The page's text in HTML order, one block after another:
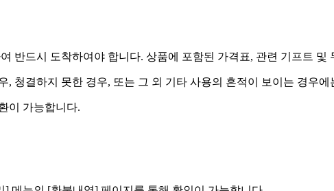
반드시 도착하여야 합니다. 상품에 포함된 가격표, 관련 기프트
청결하지 못한 경우, 또는 그 외 기타 사용의 흔적이 보이는 경우에
이 가능합니다.